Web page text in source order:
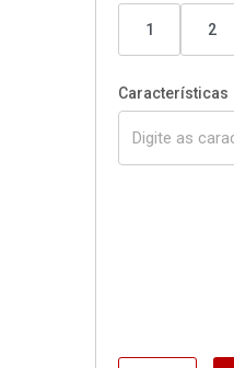
1 2
Características